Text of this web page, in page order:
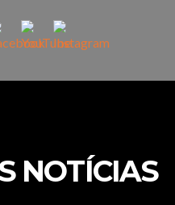
NOTÍCIAS